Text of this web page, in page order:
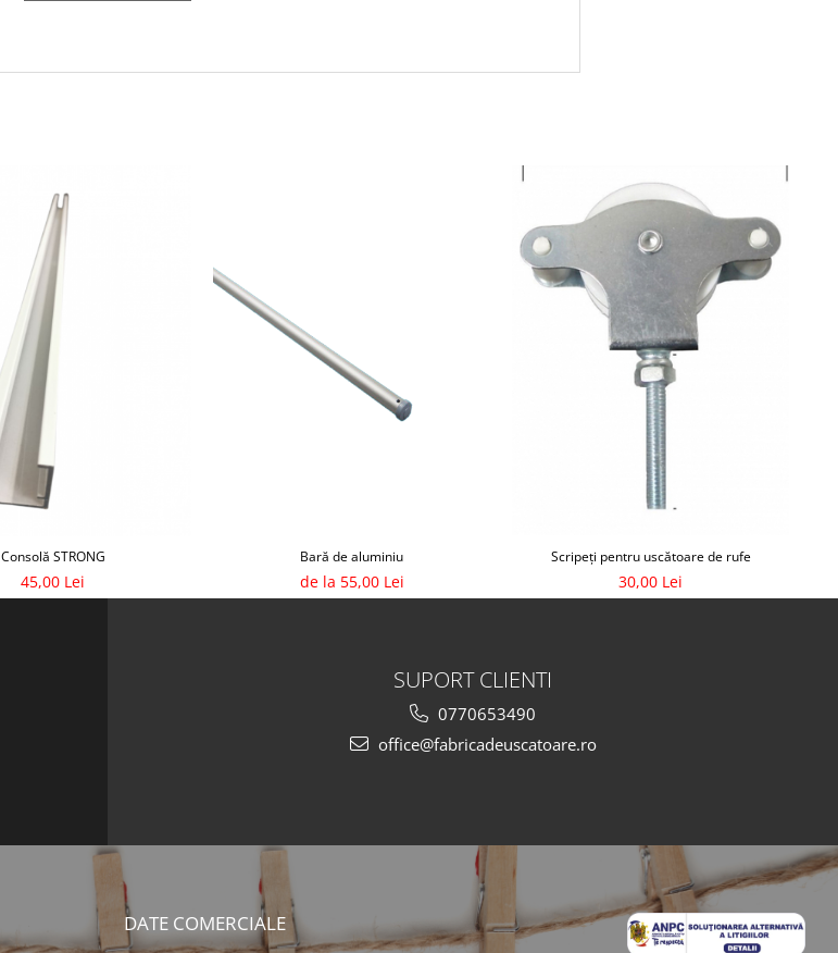
Consolă STRONG
45,00 Lei
Bară de aluminiu
de la 55,00 Lei
Scripeți pentru uscătoare de rufe
30,00 Lei
SUPORT CLIENTI
0770653490
office@fabricadeuscatoare.ro
DATE COMERCIALE